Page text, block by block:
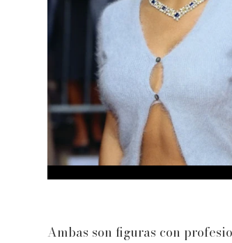
Ambas son figuras con